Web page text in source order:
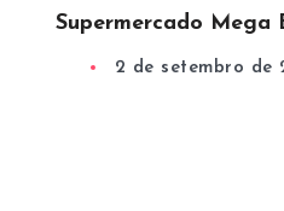
Supermercado Mega
2 de setembro de